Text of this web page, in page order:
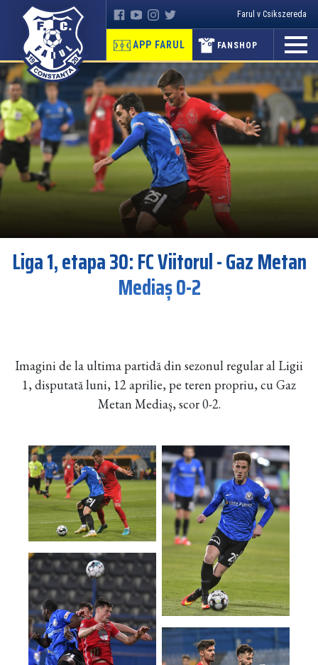
Farul v Csikszereda
APP FARUL FANSHOP
Liga 1, etapa 30: FC Viitorul - Gaz Metan
Mediaș 0-2
Imagini de la ultima partidă din sezonul regular al Ligii
1, disputată luni, 12 aprilie, pe teren propriu, cu Gaz
Metan Mediaș, scor 0-2.